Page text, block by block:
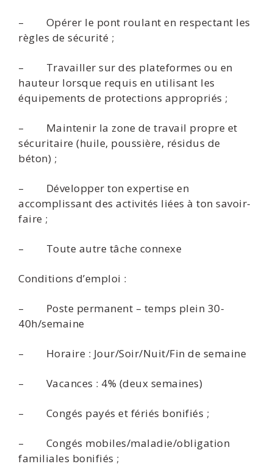
– Opérer le pont roulant en respectant les
règles de sécurité ;
– Travailler sur des plateformes ou en
hauteur lorsque requis en utilisant les
équipements de protections appropriés ;
– Maintenir la zone de travail propre et
sécuritaire (huile, poussière, résidus de
béton) ;
– Développer ton expertise en
accomplissant des activités liées à ton savoir-
faire ;
– Toute autre tâche connexe
Conditions d’emploi :
– Poste permanent – temps plein 30-
40h/semaine
– Horaire : Jour/Soir/Nuit/Fin de semaine
– Vacances : 4% (deux semaines)
– Congés payés et fériés bonifiés ;
– Congés mobiles/maladie/obligation
familiales bonifiés ;